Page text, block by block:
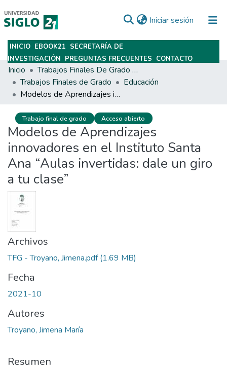
Iniciar sesión (current)
Subir
INICIO EBOOK21 SECRETARÍA DE
INVESTIGACIÓN PREGUNTAS FRECUENTES CONTACTO
Inicio
Trabajos Finales De Grado Y Posgrado
Trabajos Finales de Grado
Educación
Modelos de Aprendizajes innovadores en el Instituto Santa Ana “Aulas invertidas: dale un giro a tu clase”
Trabajo final de grado Acceso abierto
Modelos de Aprendizajes
innovadores en el Instituto Santa
Ana “Aulas invertidas: dale un giro
a tu clase”
Archivos
TFG - Troyano, Jimena.pdf(1.69 MB)
Fecha
2021-10
Autores
Troyano, Jimena María
Resumen